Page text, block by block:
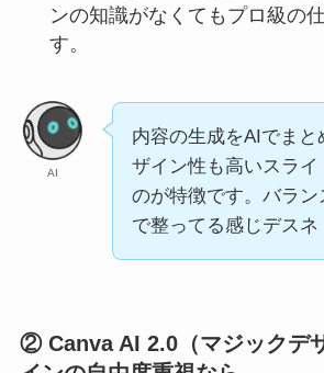
ンの知識がなくてもプロ級の
す。
AI
内容の生成をAIでまと
ザイン性も高いスライ
のが特徴です。バラン
で整ってる感じデスネ
② Canva AI 2.0（マジックデ